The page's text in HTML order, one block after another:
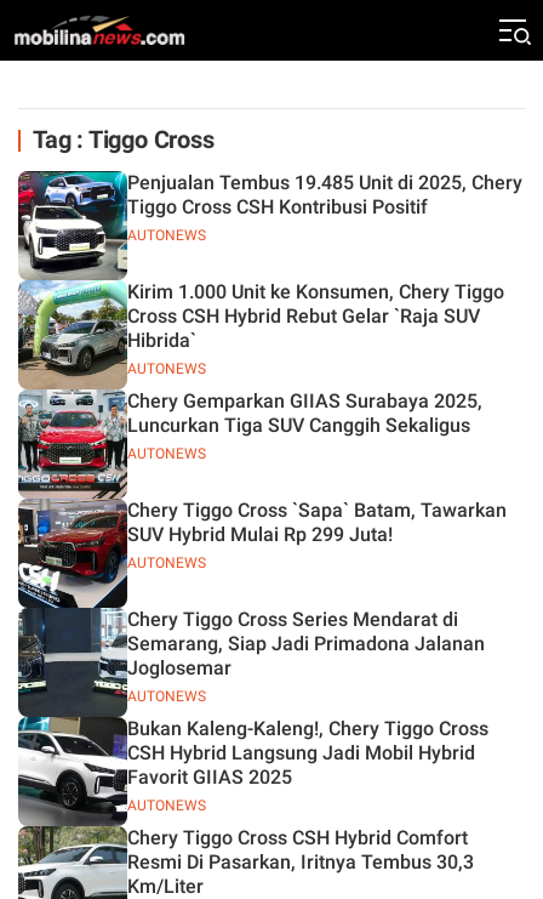
Tag : Tiggo Cross
AUTONEWS
Penjualan Tembus 19.485 Unit di 2025, Chery
Tiggo Cross CSH Kontribusi Positif
AUTONEWS
Kirim 1.000 Unit ke Konsumen, Chery Tiggo
Cross CSH Hybrid Rebut Gelar `Raja SUV
Hibrida`
AUTONEWS
Chery Gemparkan GIIAS Surabaya 2025,
Luncurkan Tiga SUV Canggih Sekaligus
AUTONEWS
Chery Tiggo Cross `Sapa` Batam, Tawarkan
SUV Hybrid Mulai Rp 299 Juta!
AUTONEWS
Chery Tiggo Cross Series Mendarat di
Semarang, Siap Jadi Primadona Jalanan
Joglosemar
AUTONEWS
Bukan Kaleng-Kaleng!, Chery Tiggo Cross
CSH Hybrid Langsung Jadi Mobil Hybrid
Favorit GIIAS 2025
Chery Tiggo Cross CSH Hybrid Comfort
Resmi Di Pasarkan, Iritnya Tembus 30,3
Km/Liter